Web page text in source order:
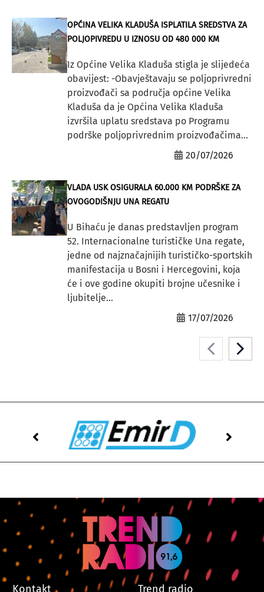
OPĆINA VELIKA KLADUŠA ISPLATILA SREDSTVA ZA
POLJOPIVREDU U IZNOSU OD 480 000 KM
Iz Općine Velika Kladuša stigla je slijedeća
obavijest: -Obavještavaju se poljoprivredni
proizvođači sa područja općine Velika
Kladuša da je Općina Velika Kladuša
izvršila uplatu sredstava po Programu
podrške poljoprivrednim proizvođačima...
20/07/2026
VLADA USK OSIGURALA 60.000 KM PODRŠKE ZA
OVOGODIŠNJU UNA REGATU
U Bihaću je danas predstavljen program
52. Internacionalne turističke Una regate,
jedne od najznačajnijih turističko-sportskih
manifestacija u Bosni i Hercegovini, koja
će i ove godine okupiti brojne učesnike i
ljubitelje...
17/07/2026
Kontakt Trend radio